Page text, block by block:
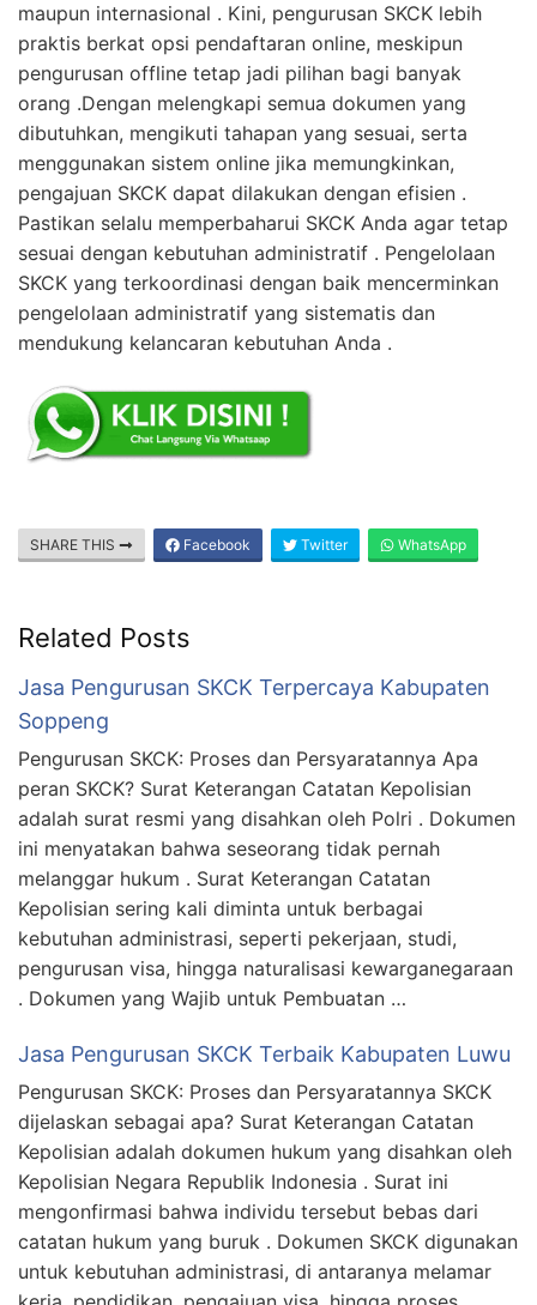
maupun internasional . Kini, pengurusan SKCK lebih
praktis berkat opsi pendaftaran online, meskipun
pengurusan offline tetap jadi pilihan bagi banyak
orang .Dengan melengkapi semua dokumen yang
dibutuhkan, mengikuti tahapan yang sesuai, serta
menggunakan sistem online jika memungkinkan,
pengajuan SKCK dapat dilakukan dengan efisien .
Pastikan selalu memperbaharui SKCK Anda agar tetap
sesuai dengan kebutuhan administratif . Pengelolaan
SKCK yang terkoordinasi dengan baik mencerminkan
pengelolaan administratif yang sistematis dan
mendukung kelancaran kebutuhan Anda .
SHARE THIS Facebook Twitter WhatsApp
Related Posts
Jasa Pengurusan SKCK Terpercaya Kabupaten
Soppeng
Pengurusan SKCK: Proses dan Persyaratannya Apa
peran SKCK? Surat Keterangan Catatan Kepolisian
adalah surat resmi yang disahkan oleh Polri . Dokumen
ini menyatakan bahwa seseorang tidak pernah
melanggar hukum . Surat Keterangan Catatan
Kepolisian sering kali diminta untuk berbagai
kebutuhan administrasi, seperti pekerjaan, studi,
pengurusan visa, hingga naturalisasi kewarganegaraan
. Dokumen yang Wajib untuk Pembuatan …
Jasa Pengurusan SKCK Terbaik Kabupaten Luwu
Pengurusan SKCK: Proses dan Persyaratannya SKCK
dijelaskan sebagai apa? Surat Keterangan Catatan
Kepolisian adalah dokumen hukum yang disahkan oleh
Kepolisian Negara Republik Indonesia . Surat ini
mengonfirmasi bahwa individu tersebut bebas dari
catatan hukum yang buruk . Dokumen SKCK digunakan
untuk kebutuhan administrasi, di antaranya melamar